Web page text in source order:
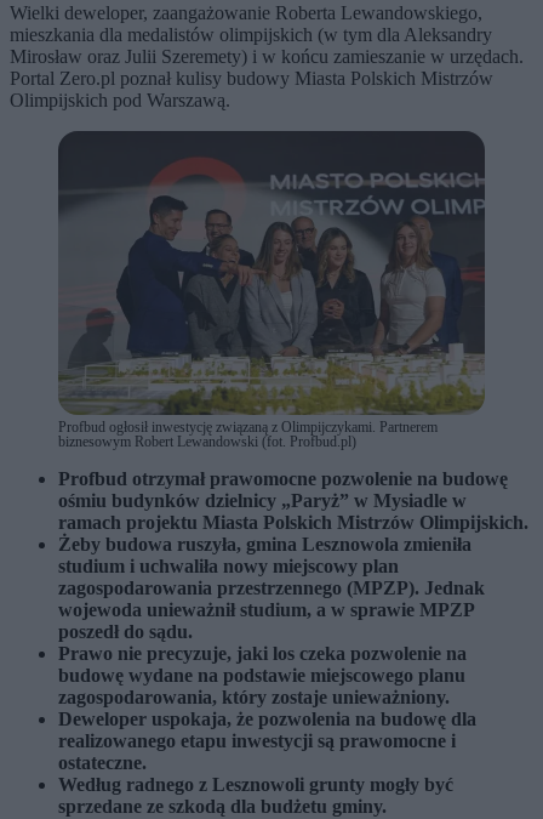
Wielki deweloper, zaangażowanie Roberta Lewandowskiego,
mieszkania dla medalistów olimpijskich (w tym dla Aleksandry
Mirosław oraz Julii Szeremety) i w końcu zamieszanie w urzędach.
Portal Zero.pl poznał kulisy budowy Miasta Polskich Mistrzów
Olimpijskich pod Warszawą.
Profbud ogłosił inwestycję związaną z Olimpijczykami. Partnerem
biznesowym Robert Lewandowski (fot. Profbud.pl)
Profbud otrzymał prawomocne pozwolenie na budowę
ośmiu budynków dzielnicy „Paryż” w Mysiadle w
ramach projektu Miasta Polskich Mistrzów Olimpijskich.
Żeby budowa ruszyła, gmina Lesznowola zmieniła
studium i uchwaliła nowy miejscowy plan
zagospodarowania przestrzennego (MPZP). Jednak
wojewoda unieważnił studium, a w sprawie MPZP
poszedł do sądu.
Prawo nie precyzuje, jaki los czeka pozwolenie na
budowę wydane na podstawie miejscowego planu
zagospodarowania, który zostaje unieważniony.
Deweloper uspokaja, że pozwolenia na budowę dla
realizowanego etapu inwestycji są prawomocne i
ostateczne.
Według radnego z Lesznowoli grunty mogły być
sprzedane ze szkodą dla budżetu gminy.